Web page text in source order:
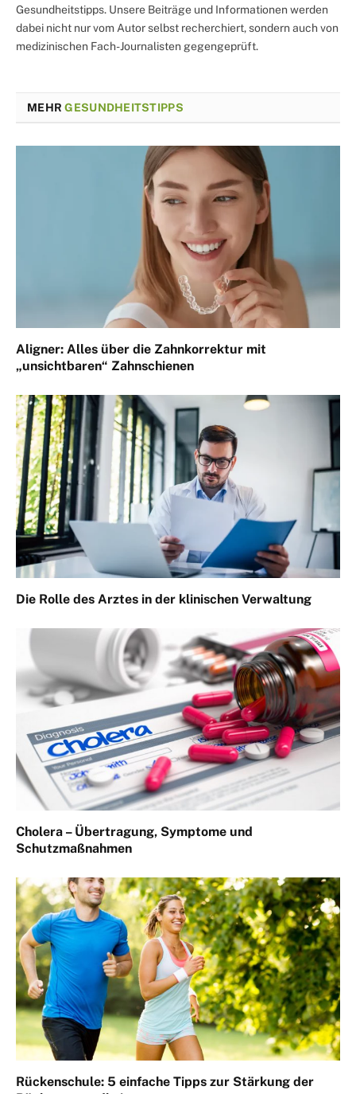
Gesundheitstipps. Unsere Beiträge und Informationen werden
dabei nicht nur vom Autor selbst recherchiert, sondern auch von
medizinischen Fach-Journalisten gegengeprüft.
MEHRGESUNDHEITSTIPPS
Aligner: Alles über die Zahnkorrektur mit
„unsichtbaren“ Zahnschienen
Die Rolle des Arztes in der klinischen Verwaltung
Cholera – Übertragung, Symptome und
Schutzmaßnahmen
Rückenschule: 5 einfache Tipps zur Stärkung der